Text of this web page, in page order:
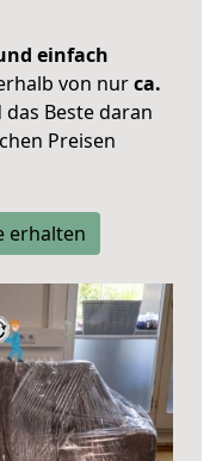
einfach
von nurca.
Beste daran
Preisen
erhalten